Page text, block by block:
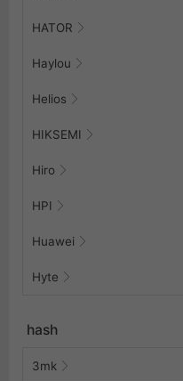
HATOR
Haylou
Helios
HIKSEMI
Hiro
HPI
Huawei
Hyte
hash
3mk